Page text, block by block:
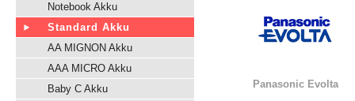
Notebook Akku
Standard Akku
AA MIGNON Akku
AAA MICRO Akku
Baby C Akku
Panasonic Evolta